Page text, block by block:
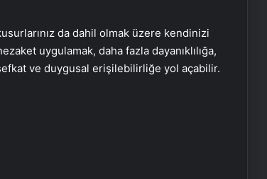
da dahil olmak üzere kendinizi
uygulamak, daha fazla dayanıklılığa,
ve duygusal erişilebilirliğe yol açabilir.